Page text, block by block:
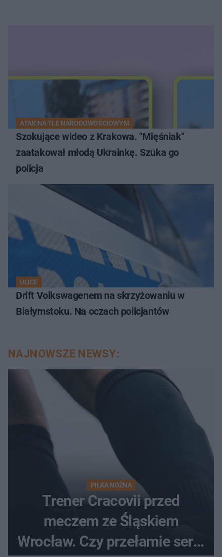
ATAK NA TLE NARODOWOŚCIOWYM
Szokujące wideo z Krakowa. "Mięśniak"
zaatakował młodą Ukrainkę. Szuka go
policja
ULICE
Drift Volkswagenem na skrzyżowaniu w
Białymstoku. Na oczach policjantów
NAJNOWSZE NEWSY:
PIŁKA NOŻNA
Trener Cracovii przed
meczem ze Śląskiem
Wrocław. Czy przełamie serię